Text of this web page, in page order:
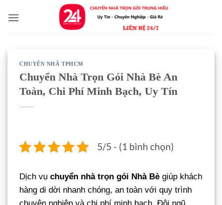
qua
CHUYỂN NHÀ TPHCM
Chuyển Nhà Trọn Gói Nhà Bè An
Toàn, Chi Phí Minh Bạch, Uy Tín
5/5 - (1 bình chọn)
Dịch vụ chuyển nhà trọn gói Nhà Bè giúp khách
hàng di dời nhanh chóng, an toàn với quy trình
chuyên nghiệp và chi phí minh bạch. Đội ngũ